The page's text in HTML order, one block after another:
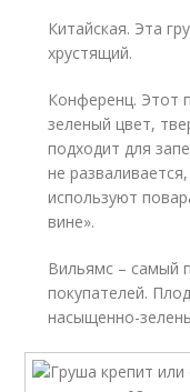
Китайская. Эта
хрустящий.
Конференц. Этот
зеленый цвет,
подходит для
не
используют
вине».
Вильямс – самый
покупателей.
насыщенно-